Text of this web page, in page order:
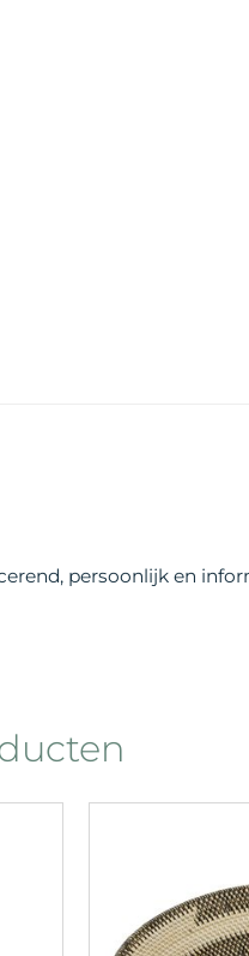
persoonlijk en